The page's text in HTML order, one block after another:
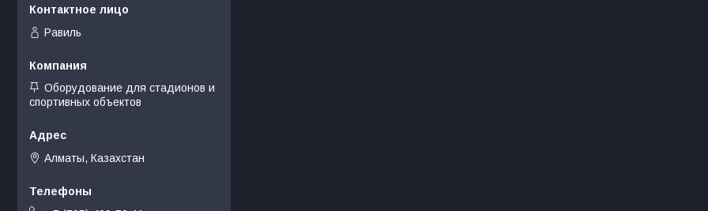
Равиль
Оборудование для стадионов и
спортивных объектов
Алматы, Казахстан